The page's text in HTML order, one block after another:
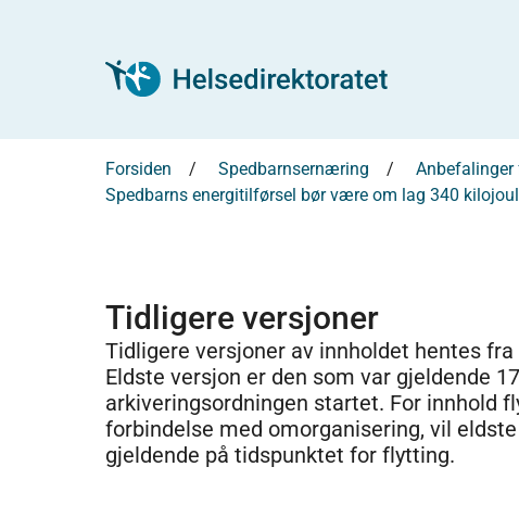
Forsiden Spedbarnsernæring
Spedbarns energitilførsel bør være om lag 340
Tidligere versjoner
Tidligere versjoner av innholdet hentes
Eldste versjon er den som var gjeldende
arkiveringsordningen startet. For innhold
forbindelse med omorganisering, vil
gjeldende på tidspunktet for flytting.